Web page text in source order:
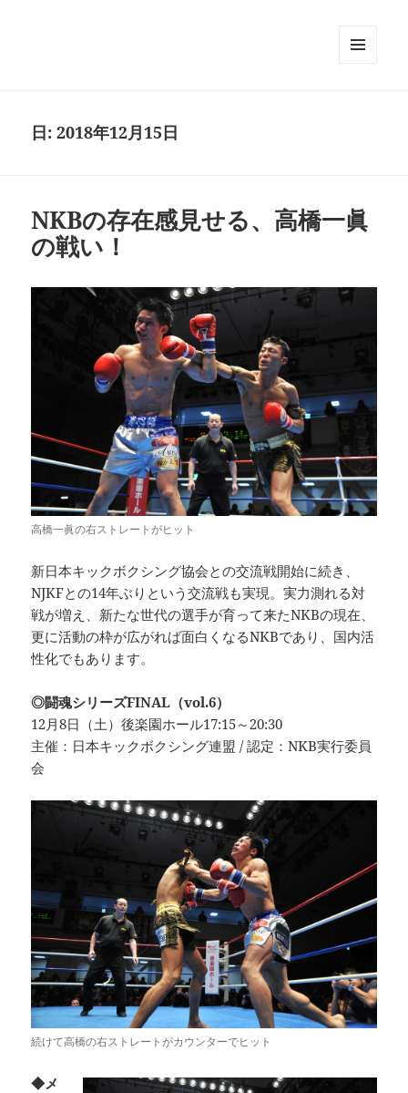
日:2018年12月15日
NKBの存在感見せる、高橋一眞
の戦い！
高橋一眞の右ストレートがヒット
新日本キックボクシング協会との交流戦開始に続き、
NJKFとの14年ぶりという交流戦も実現。実力測れる対
戦が増え、新たな世代の選手が育って来たNKBの現在、
更に活動の枠が広がれば面白くなるNKBであり、国内活
性化でもあります。
◎闘魂シリーズFINAL（vol.6）
12月8日（土）後楽園ホール17:15～20:30
主催：日本キックボクシング連盟 / 認定：NKB実行委員
会
続けて高橋の右ストレートがカウンターでヒット
◆メ